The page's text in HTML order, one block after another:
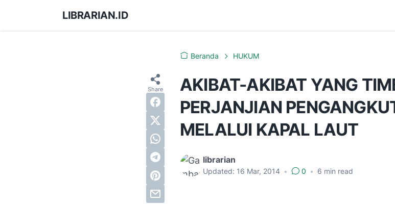
LIBRARIAN.ID
Beranda HUKUM
AKIBAT-AKIBAT YANG
PERJANJIAN
MELALUI KAPAL LAUT
librarian
Updated: 16 Mar, 2014 • 0 • 6 min read